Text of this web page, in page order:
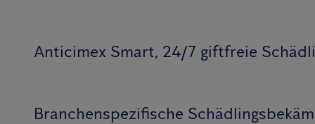
Anticimex Smart, 24/7 giftfreie
Branchenspezifische